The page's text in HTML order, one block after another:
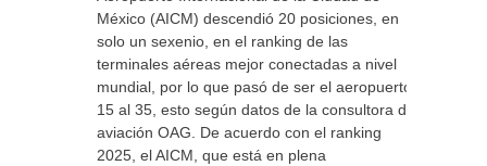
México (AICM) descendió 20 posiciones, en
solo un sexenio, en el ranking de las
terminales aéreas mejor conectadas a nivel
mundial, por lo que pasó de ser el aeropuerto
15 al 35, esto según datos de la consultora de
aviación OAG. De acuerdo con el ranking
2025, el AICM, que está en plena